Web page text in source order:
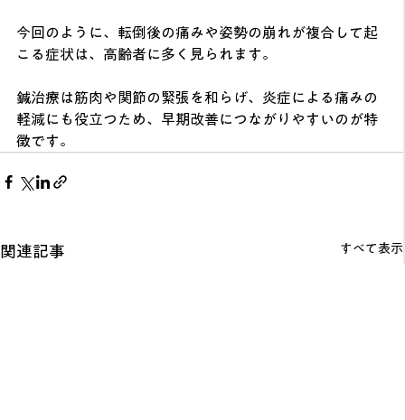
今回のように、転倒後の痛みや姿勢の崩れが複合して起
こる症状は、高齢者に多く見られます。
鍼治療は筋肉や関節の緊張を和らげ、炎症による痛みの
軽減にも役立つため、早期改善につながりやすいのが特
徴です。
関連記事 すべて表示